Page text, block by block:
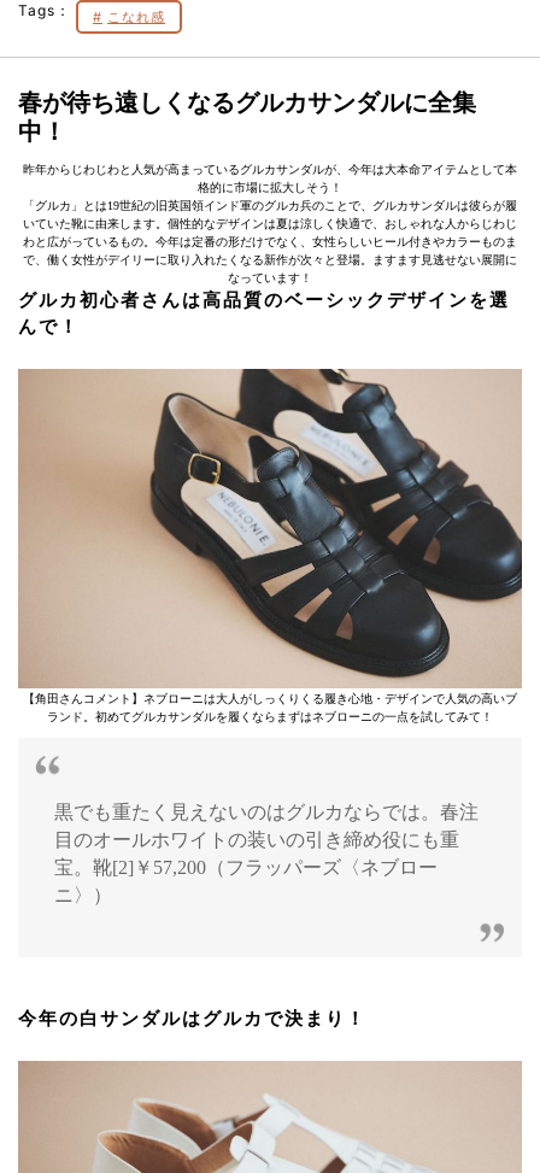
Tags： こなれ感
春が待ち遠しくなるグルカサンダルに全集
中！
昨年からじわじわと人気が高まっているグルカサンダルが、今年は大本命アイテムとして本
格的に市場に拡大しそう！
「グルカ」とは19世紀の旧英国領インド軍のグルカ兵のことで、グルカサンダルは彼らが履
いていた靴に由来します。個性的なデザインは夏は涼しく快適で、おしゃれな人からじわじ
わと広がっているもの。今年は定番の形だけでなく、女性らしいヒール付きやカラーものま
で、働く女性がデイリーに取り入れたくなる新作が次々と登場。ますます見逃せない展開に
なっています！
グルカ初心者さんは高品質のベーシックデザインを選
んで！
【角田さんコメント】ネブローニは大人がしっくりくる履き心地・デザインで人気の高いブ
ランド。初めてグルカサンダルを履くならまずはネブローニの一点を試してみて！
黒でも重たく見えないのはグルカならでは。春注
目のオールホワイトの装いの引き締め役にも重
宝。靴[2]￥57,200（フラッパーズ〈ネブロー
ニ〉）
今年の白サンダルはグルカで決まり！